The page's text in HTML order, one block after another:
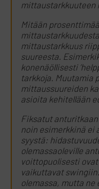
mittaustarkkuuteen
Mitään
mittaustarkkuus
suureesta.
konenäöllisesti
tarkkoja. Muutamia
mittaussuureiden
asioita kehitellään
Fiksatut
noin esimerkkinä ei
syystä:
olemassaoleville
voittopuolisesti
vaikuttavat
olemassa, mutta ne